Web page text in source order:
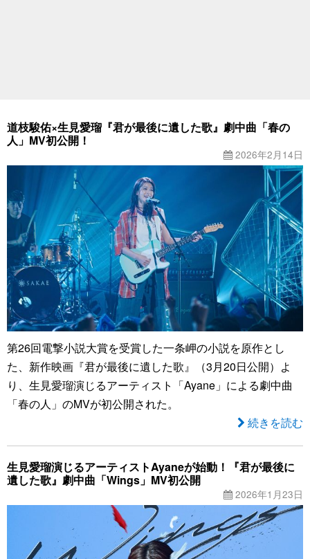
道枝駿佑×生見愛瑠『君が最後に遺した歌』劇中曲「春の
人」MV初公開！
2026年2月14日
第26回電撃小説大賞を受賞した一条岬の小説を原作とし
た、新作映画『君が最後に遺した歌』（3月20日公開）よ
り、生見愛瑠演じるアーティスト「Ayane」による劇中曲
「春の人」のMVが初公開された。
続きを読む
生見愛瑠演じるアーティストAyaneが始動！『君が最後に
遺した歌』劇中曲「Wings」MV初公開
2026年1月23日